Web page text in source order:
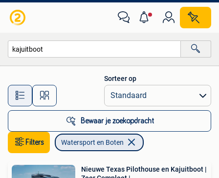
Alle afstanden…
Sorteer op
Bewaar je zoekopdracht
Filters Watersport en Boten
Nieuwe Texas Pilothouse en Kajuitboot |